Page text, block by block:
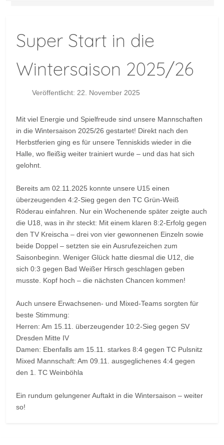
Super Start in die
Wintersaison 2025/26
Veröffentlicht: 22. November 2025
Mit viel Energie und Spielfreude sind unsere Mannschaften
in die Wintersaison 2025/26 gestartet! Direkt nach den
Herbstferien ging es für unsere Tenniskids wieder in die
Halle, wo fleißig weiter trainiert wurde – und das hat sich
gelohnt.
Bereits am 02.11.2025 konnte unsere U15 einen
überzeugenden 4:2-Sieg gegen den TC Grün-Weiß
Röderau einfahren. Nur ein Wochenende später zeigte auch
die U18, was in ihr steckt: Mit einem klaren 8:2-Erfolg gegen
den TV Kreischa – drei von vier gewonnenen Einzeln sowie
beide Doppel – setzten sie ein Ausrufezeichen zum
Saisonbeginn. Weniger Glück hatte diesmal die U12, die
sich 0:3 gegen Bad Weißer Hirsch geschlagen geben
musste. Kopf hoch – die nächsten Chancen kommen!
Auch unsere Erwachsenen- und Mixed-Teams sorgten für
beste Stimmung:
Herren: Am 15.11. überzeugender 10:2-Sieg gegen SV
Dresden Mitte IV
Damen: Ebenfalls am 15.11. starkes 8:4 gegen TC Pulsnitz
Mixed Mannschaft: Am 09.11. ausgeglichenes 4:4 gegen
den 1. TC Weinböhla
Ein rundum gelungener Auftakt in die Wintersaison – weiter
so!